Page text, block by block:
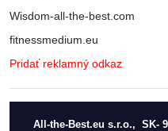
Wisdom-all-the-best.com
fitnessmedium.eu
Pridať reklamný odkaz
All-the-Best.eu s.r.o., SK-